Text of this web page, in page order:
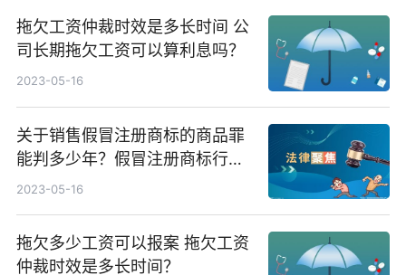
拖欠工资仲裁时效是多长时间 公
司长期拖欠工资可以算利息吗？
2023-05-16
关于销售假冒注册商标的商品罪
能判多少年？假冒注册商标行政
处罚标准是怎么规定的？
2023-05-16
拖欠多少工资可以报案 拖欠工资
仲裁时效是多长时间？